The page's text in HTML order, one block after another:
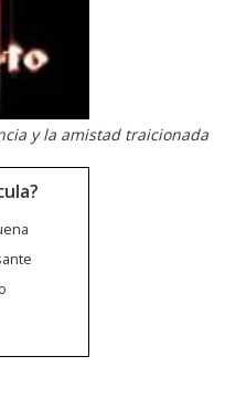
y la amistad traicionada